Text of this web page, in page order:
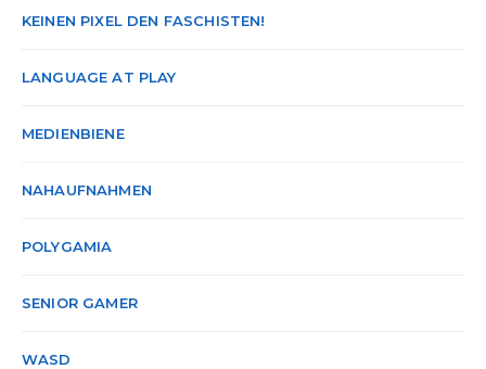
KEINEN PIXEL DEN FASCHISTEN!
LANGUAGE AT PLAY
MEDIENBIENE
NAHAUFNAHMEN
POLYGAMIA
SENIOR GAMER
WASD